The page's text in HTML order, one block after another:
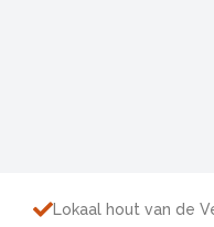
Lokaal hout van de